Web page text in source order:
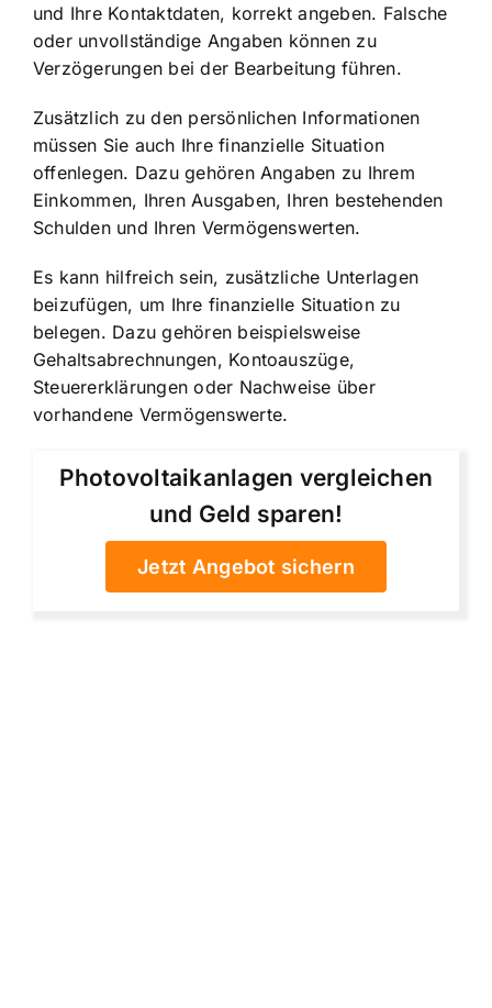
und Ihre Kontaktdaten, korrekt angeben. Falsche
oder unvollständige Angaben können zu
Verzögerungen bei der Bearbeitung führen.
Zusätzlich zu den persönlichen Informationen
müssen Sie auch Ihre finanzielle Situation
offenlegen. Dazu gehören Angaben zu Ihrem
Einkommen, Ihren Ausgaben, Ihren bestehenden
Schulden und Ihren Vermögenswerten.
Es kann hilfreich sein, zusätzliche Unterlagen
beizufügen, um Ihre finanzielle Situation zu
belegen. Dazu gehören beispielsweise
Gehaltsabrechnungen, Kontoauszüge,
Steuererklärungen oder Nachweise über
vorhandene Vermögenswerte.
Photovoltaikanlagen vergleichen
und Geld sparen!
Jetzt Angebot sichern